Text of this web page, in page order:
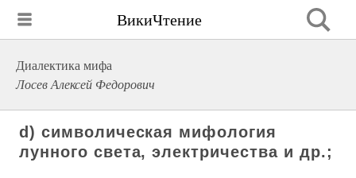
ВикиЧтение
Диалектика мифа
Лосев Алексей Федорович
d) символическая мифология
лунного света, электричества и др.;